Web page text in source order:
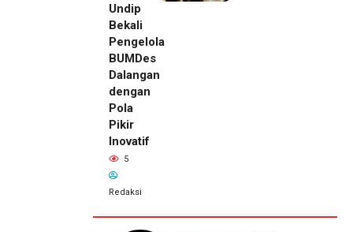
Undip
Bekali
Pengelola
BUMDes
Dalangan
dengan
Pola
Pikir
Inovatif
5
Redaksi